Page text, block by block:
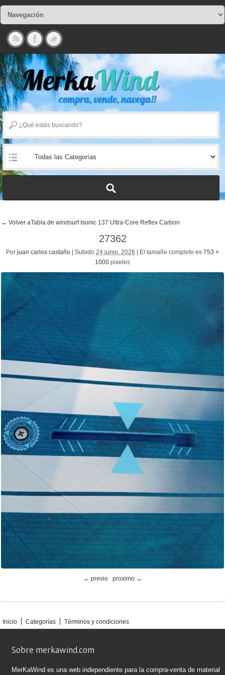
← Volver aTabla de windsurf Isonic 137 Ultra-Core Reflex Carbon
27362
Por juan carlos castaño Subido 24 junio, 2026 El tamaño completo es 753 ×
1000 pixeles
← previo proximo →
Inicio Categorías Términos y condiciones
Sobre merkawind.com
MerKaWind es una web independiente para la compra-venta de material